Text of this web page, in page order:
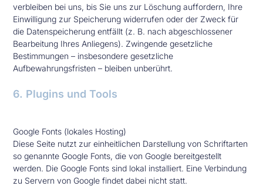
verbleiben bei uns, bis Sie uns zur Löschung auffordern, Ihre
Einwilligung zur Speicherung widerrufen oder der Zweck für
die Datenspeicherung entfällt (z. B. nach abgeschlossener
Bearbeitung Ihres Anliegens). Zwingende gesetzliche
Bestimmungen – insbesondere gesetzliche
Aufbewahrungsfristen – bleiben unberührt.
6. Plugins und Tools
Google Fonts (lokales Hosting)
Diese Seite nutzt zur einheitlichen Darstellung von Schriftarten
so genannte Google Fonts, die von Google bereitgestellt
werden. Die Google Fonts sind lokal installiert. Eine Verbindung
zu Servern von Google findet dabei nicht statt.